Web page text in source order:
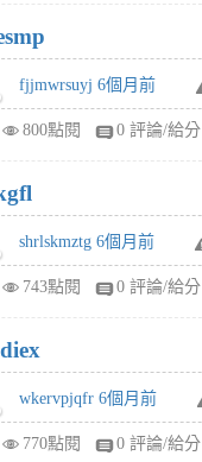
fjjmwrsuyj 6個月前
800點閱 0 評論/給分
shrlskmztg 6個月前
743點閱 0 評論/給分
wkervpjqfr 6個月前
770點閱 0 評論/給分